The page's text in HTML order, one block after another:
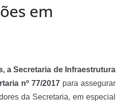
em
a Secretaria de Infraestrutura
nº 77/2017 para assegurar
da Secretaria, em especial